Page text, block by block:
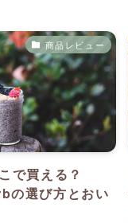
商品レビュー
で買える？
選び方とおい